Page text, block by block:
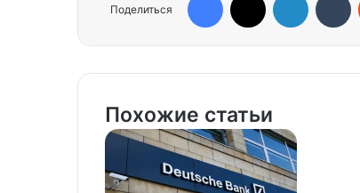
Поделиться
Похожие статьи